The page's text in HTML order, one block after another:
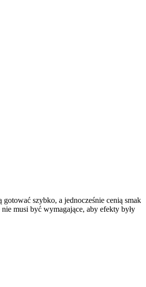
szybko, a jednocześnie cenią smak
musi być wymagające, aby efekty były